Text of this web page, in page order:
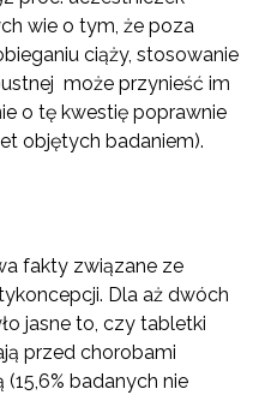
wie o tym, że poza
ciąży, stosowanie
może przynieść im
o tę kwestię poprawnie
objętych badaniem).
fakty związane ze
Dla aż dwóch
jasne to, czy tabletki
przed chorobami
badanych nie